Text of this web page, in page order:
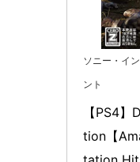
ソニー・イ
ント
【PS4
tion【